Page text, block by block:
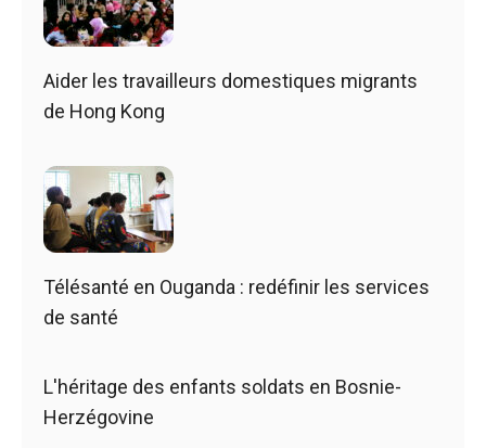
Aider les travailleurs domestiques migrants
de Hong Kong
Télésanté en Ouganda : redéfinir les services
de santé
L'héritage des enfants soldats en Bosnie-
Herzégovine